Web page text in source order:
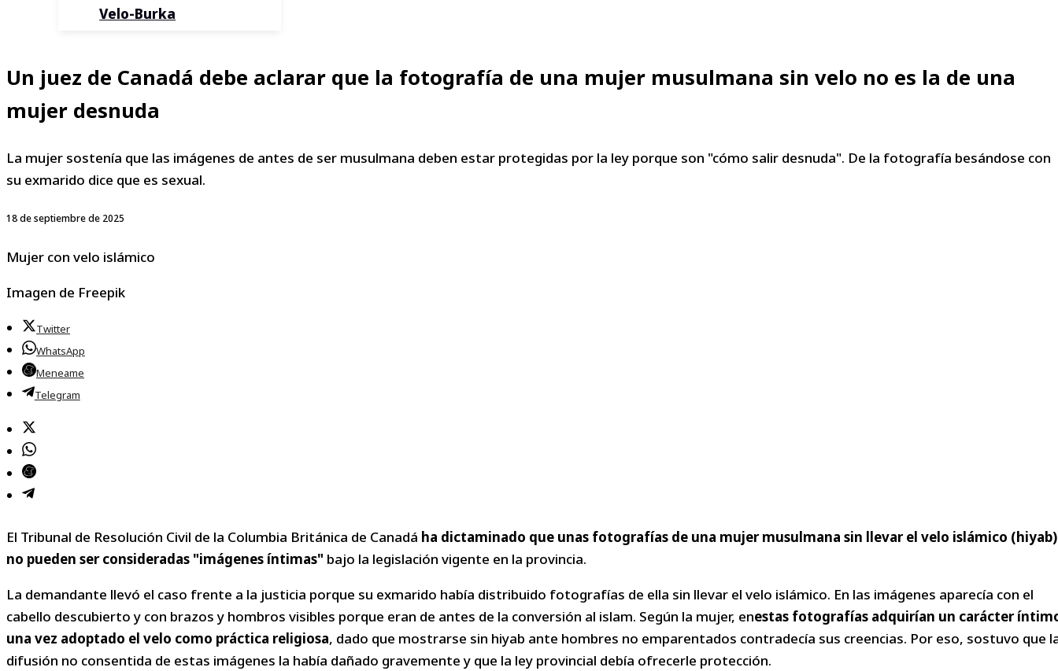
Velo-Burka
Un juez de Canadá debe aclarar que la fotografía de una mujer musulmana sin velo no es la de una
mujer desnuda
La mujer sostenía que las imágenes de antes de ser musulmana deben estar protegidas por la ley porque son "cómo salir desnuda". De la fotografía besándose con
su exmarido dice que es sexual.
18 de septiembre de 2025
Mujer con velo islámico
Imagen de Freepik
Twitter
WhatsApp
Meneame
Telegram
El Tribunal de Resolución Civil de la Columbia Británica de Canadá ha dictaminado que unas fotografías de una mujer musulmana sin llevar el velo islámico (hiyab)
no pueden ser consideradas "imágenes íntimas" bajo la legislación vigente en la provincia.
La demandante llevó el caso frente a la justicia porque su exmarido había distribuido fotografías de ella sin llevar el velo islámico. En las imágenes aparecía con el
cabello descubierto y con brazos y hombros visibles porque eran de antes de la conversión al islam. Según la mujer, enestas fotografías adquirían un carácter
una vez adoptado el velo como práctica religiosa, dado que mostrarse sin hiyab ante hombres no emparentados contradecía sus creencias. Por eso, sostuvo que
difusión no consentida de estas imágenes la había dañado gravemente y que la ley provincial debía ofrecerle protección.